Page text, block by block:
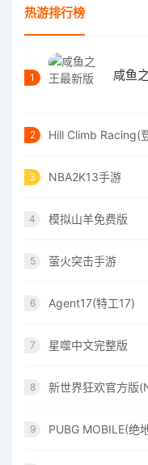
热游排行榜
1 咸鱼
2 Hill Climb Racing(
3 NBA2K13手游
4 模拟山羊免费版
5 萤火突击手游
6 Agent17(特工17)
7 星噬中文完整版
8 新世界狂欢官方版
9 PUBG MOBILE(绝